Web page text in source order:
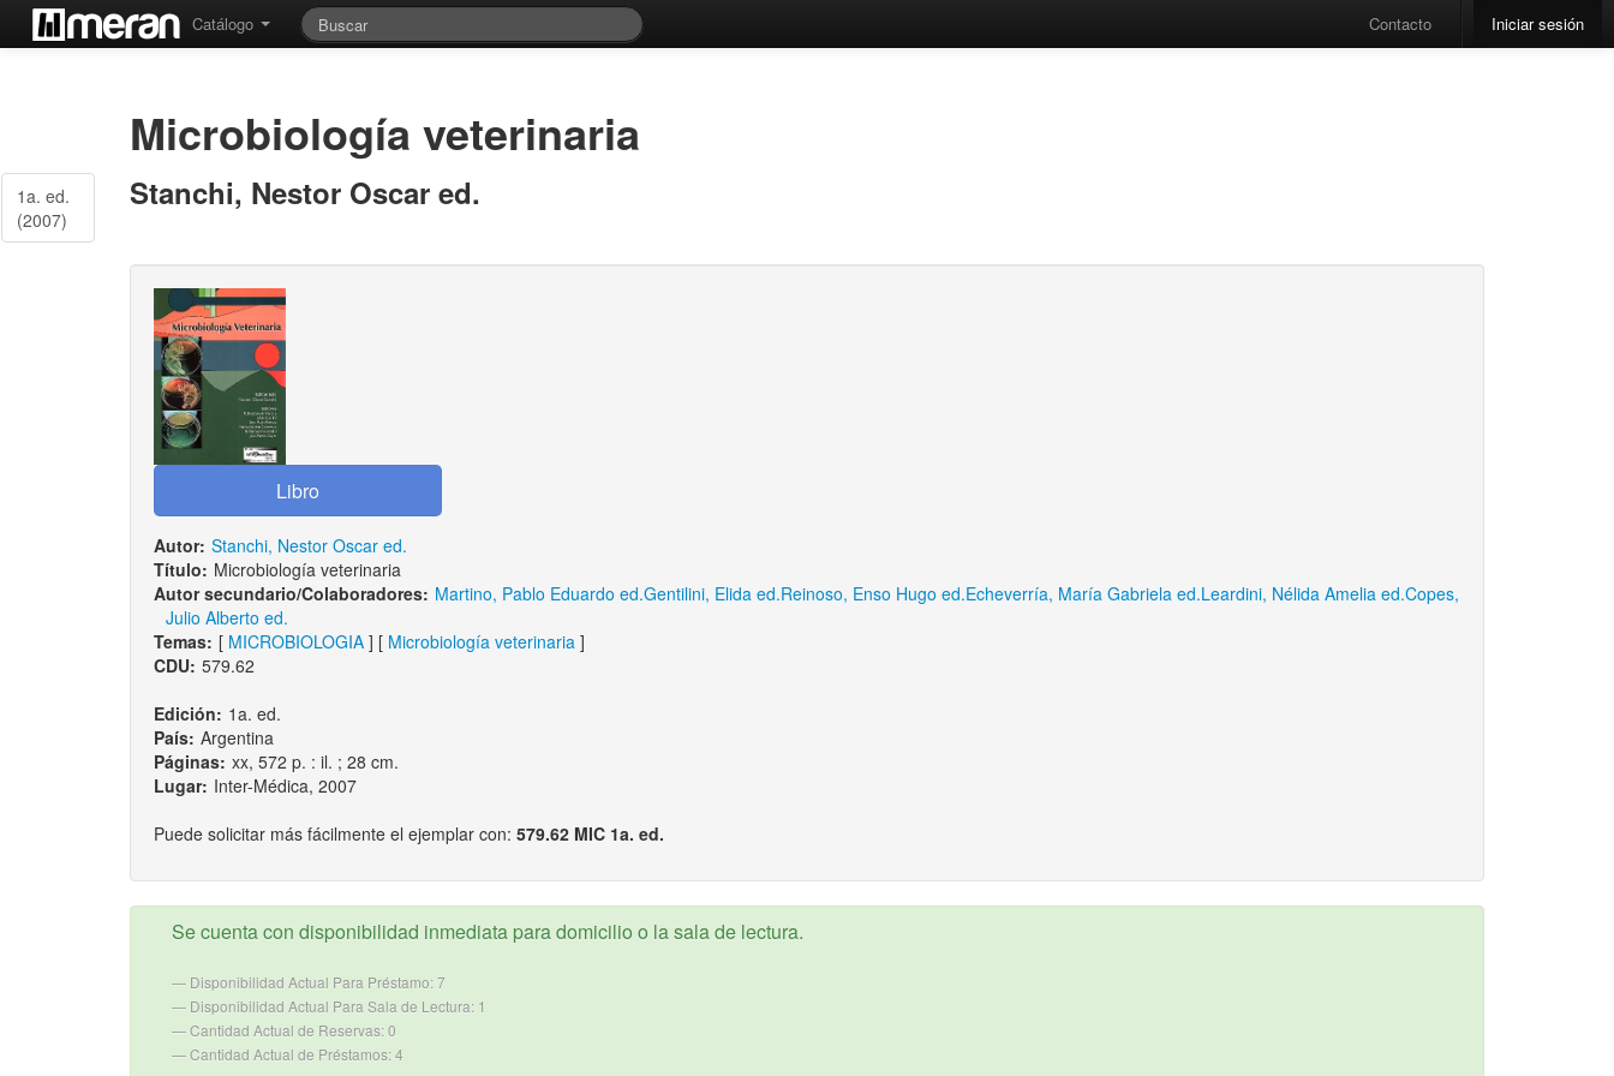
Catálogo Contacto Iniciar sesión
1a. ed.
(2007)
Microbiología veterinaria
Stanchi, Nestor Oscar ed.
Autor: Stanchi, Nestor Oscar ed.
Título: Microbiología veterinaria
Autor secundario/Colaboradores: Martino, Pablo Eduardo ed.Gentilini, Elida ed.Reinoso, Enso Hugo ed.Echeverría, María Gabriela ed.Leardini, Nélida Amelia ed.Copes,
Julio Alberto ed.
Temas: [ MICROBIOLOGIA] [ Microbiología veterinaria ]
CDU: 579.62
Edición: 1a. ed.
País: Argentina
Páginas: xx, 572 p. : il. ; 28 cm.
Lugar: Inter-Médica, 2007
Puede solicitar más fácilmente el ejemplar con: 579.62 MIC 1a. ed.
Se cuenta con disponibilidad inmediata para domicilio o la sala de lectura.
Disponibilidad Actual Para Préstamo: 7
Disponibilidad Actual Para Sala de Lectura: 1
Cantidad Actual de Reservas: 0
Cantidad Actual de Préstamos: 4